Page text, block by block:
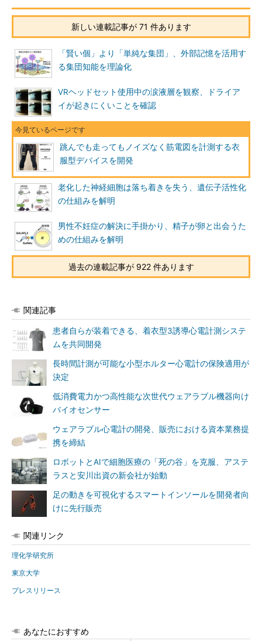
新しい連載記事が 71 件あります
「賢い個」より「単純な集団」、外部記憶を活用す
る集団知能を理論化
VRヘッドセット使用中の涙液層を観察、ドライア
イが起きにくいことを確認
跳んでも走ってもノイズなく筋電図を計測する衣
服型デバイスを開発
老化した神経細胞は落ち着きを失う、遺伝子活性化
の仕組みを解明
男性不妊症の解決に手掛かり、精子が卵と出会うた
めの仕組みを解明
過去の連載記事が 922 件あります
関連記事
患者自らが装着できる、着衣型3誘導心電計測システ
ムを共同開発
長時間計測が可能な小型ホルター心電計の保険適用が
決定
低消費電力かつ高性能な次世代ウェアラブル機器向け
バイオセンサー
ウェアラブル心電計の開発、販売における資本業務提
携を締結
ロボットとAIで細胞医療の「死の谷」を克服、アステ
ラスと安川出資の新会社が始動
足の動きを可視化するスマートインソールを開発者向
けに先行販売
関連リンク
理化学研究所
東京大学
プレスリリース
あなたにおすすめ